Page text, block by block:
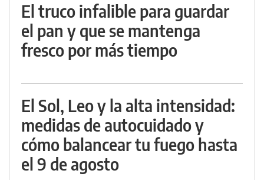
El truco infalible para guardar
el pan y que se mantenga
fresco por más tiempo
El Sol, Leo y la alta intensidad:
medidas de autocuidado y
cómo balancear tu fuego hasta
el 9 de agosto